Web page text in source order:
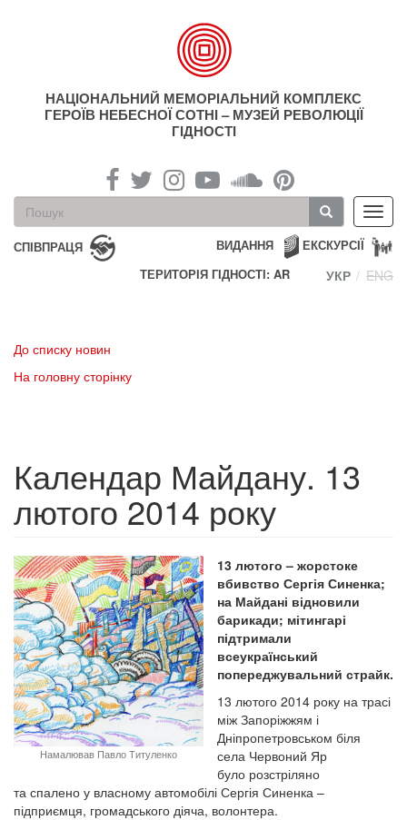
НАЦІОНАЛЬНИЙ МЕМОРІАЛЬНИЙ КОМПЛЕКС
ГЕРОЇВ НЕБЕСНОЇ СОТНІ – МУЗЕЙ РЕВОЛЮЦІЇ
ГІДНОСТІ
Пошукова
форма
Пошук
СПІВПРАЦЯ ЕКСКУРСІЇ
ВИДАННЯ
ТЕРИТОРІЯ ГІДНОСТІ: AR
УКР ENG
До списку новин
На головну сторінку
Календар Майдану. 13
лютого 2014 року
Намалював Павло Титуленко
13 лютого – жорстоке
вбивство Сергія Синенка;
на Майдані відновили
барикади; мітингарі
підтримали
всеукраїнський
попереджувальний страйк.
13 лютого 2014 року на трасі
між Запоріжжям і
Дніпропетровськом біля
села Червоний Яр
було розстріляно
та спалено у власному автомобілі Сергія Синенка –
підприємця, громадського діяча, волонтера.